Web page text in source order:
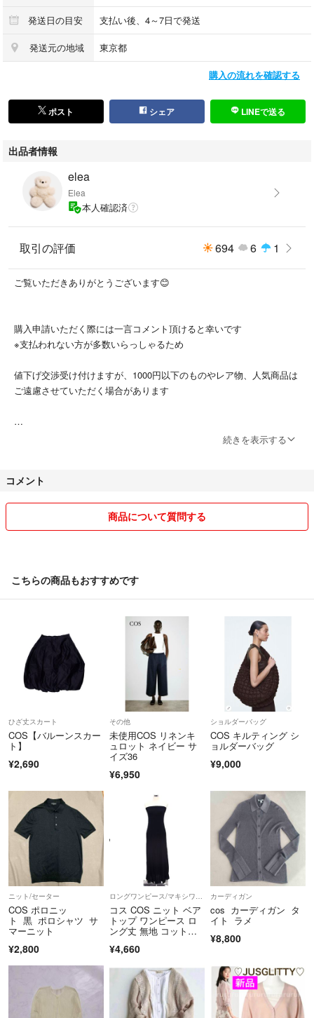
発送日の目安 支払い後、4～7日で発送
発送元の地域 東京都
購入の流れを確認する
ポスト シェア LINEで送る
出品者情報
elea
Elea
本人確認済
取引の評価 694 6 1
ご覧いただきありがとうございます😊
購入申請いただく際には一言コメント頂けると幸いです
※支払われない方が多数いらっしゃるため
値下げ交渉受け付けますが、1000円以下のものやレア物、人気商品は
ご遠慮させていただく場合があります
昔に登録したもので即購入可能になっている商品もありますが、在庫切
ご覧いただきありがとうございます。
出品商品は主にアメリカ（ニューヨーク、シアトル、ハワイ、ラスベガ
り）です。
りますが、期限内には必ず発送いたします。梱包にはリユース資材を使
う場合があります。
【ご注意・お願い】
・着払いになっているもので、送料込みをご希望の際は、おおよその金
額になりますのでご了承ください。
・モニターにより実際の色味と異なる場合があります。
・自宅保管品、素人検品につき見落としがある可能性もあります。気に
なる点は申請前にお申し付けください。
・神経質な方、細かいご要望のある方はご遠慮ください。
・評価0・本人確認未の方はお取引をお断りすることがあります。
・過去に発送トラブルで悪い評価を受けたことがありますが、期日内に
は発送済です。普通評価も一部納得できない内容がありますが、全ての
お取引に誠意を持って対応しています。評価に厳しい方はご遠慮くださ
い。疑問点は評価前にご連絡ください。
・到着後、万が一商品に相違や数量違いなどがございましたら、評価前
にご一報いただけますと幸いです。
・以前、誤って多くお送りしてしまった際にご連絡をいただけなかった
ケースがございました。
大変恐縮ではございますが、商品の過不足にお気づきの際は、必ず評価
前にお知らせいただきますようお願いいたします。法的な観点からもご
対応をお願い申し上げます。
お互い最後まで気持ちの良いお取引ができる方のみ、どうぞよろしくお
願いいたします。
続きを表示する
コメント
商品について質問する
こちらの商品もおすすめです
ひざ丈スカート
COS【バルーンスカー
ト】
¥2,690
その他
未使用COS リネンキ
ュロット ネイビー サ
イズ36
¥6,950
ショルダーバッグ
COS キルティング シ
ョルダーバッグ
¥9,000
ニット/セーター
COS ポロニッ
ト 黒 ポロシャツ サ
マーニット
¥2,800
コス COS ニット ベア
トップ ワンピース ロ
ング丈 無地 コット
¥4,660
カーディガン
cos カーディガン タ
イト ラメ
¥8,800